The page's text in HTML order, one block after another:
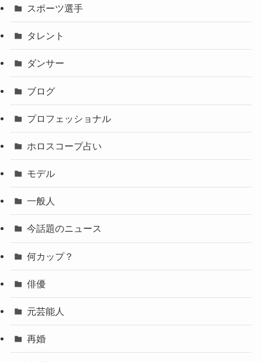
スポーツ選手
タレント
ダンサー
ブログ
プロフェッショナル
ホロスコープ占い
モデル
一般人
今話題のニュース
何カップ？
俳優
元芸能人
再婚